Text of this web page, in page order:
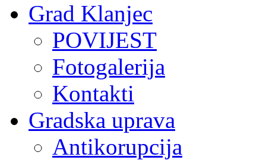
Grad Klanjec
POVIJEST
Fotogalerija
Kontakti
Gradska uprava
Antikorupcija